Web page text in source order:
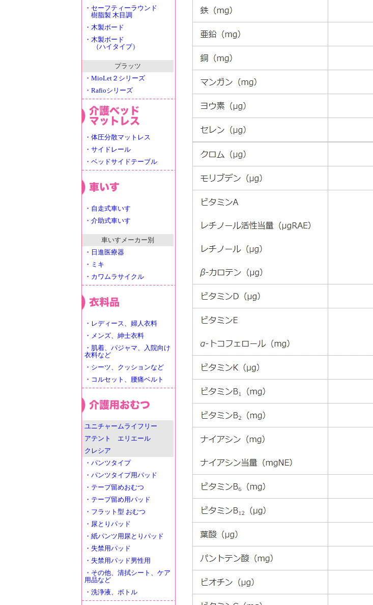
・セーフティーラウンド
樹脂製 木目調
・木製ボード
・木製ボード
（ハイタイプ）
プラッツ
・MioLet２シリーズ
・Rafioシリーズ
・体圧分散マットレス
・サイドレール
・ベッドサイドテーブル
・自走式車いす
・介助式車いす
車いすメーカー別
・日進医療器
・ミキ
・カワムラサイクル
・レディース、婦人衣料
・メンズ、紳士衣料
・肌着、パジャマ、入院向け
衣料など
・シーツ、クッションなど
・コルセット、腰痛ベルト
ユニチャームライフリー
アテント エリエール
クレシア
・パンツタイプ
・パンツタイプ用パッド
・テープ留めおむつ
・テープ留め用パッド
・フラット型 おむつ
・尿とりパッド
・紙パンツ用尿とりパッド
・失禁用パッド
・失禁用パッド男性用
・その他、清拭シート、ケア
用品など
・洗浄液、ボトル